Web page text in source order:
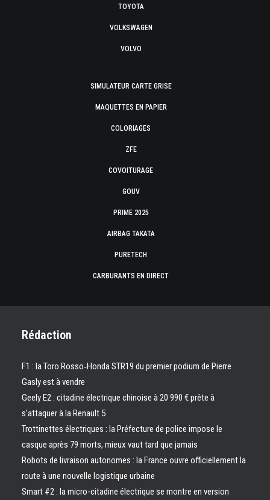
TOYOTA
VOLKSWAGEN
VOLVO
SIMULATEUR CARTE GRISE
MAQUETTES EN PAPIER
COLORIAGES
ZFE
COVOITURAGE
GOUV
PRIME 2025
AIRBAG TAKATA
PURETECH
CARBURANTS EN DIRECT
Rédaction
F1 : la Toro Rosso‑Honda STR19 du premier podium de Pierre
Gasly est à vendre
Geely E2 : citadine électrique chinoise à 20 990 € prête à
s’attaquer à la Renault 5
Trottinettes électriques : la Préfecture de police impose le
casque après 79 morts, mieux vaut tard que jamais
Robots de livraison autonomes : la France ouvre officiellement la
route à une nouvelle logistique urbaine
Smart #2 : la micro-citadine électrique se montre en version